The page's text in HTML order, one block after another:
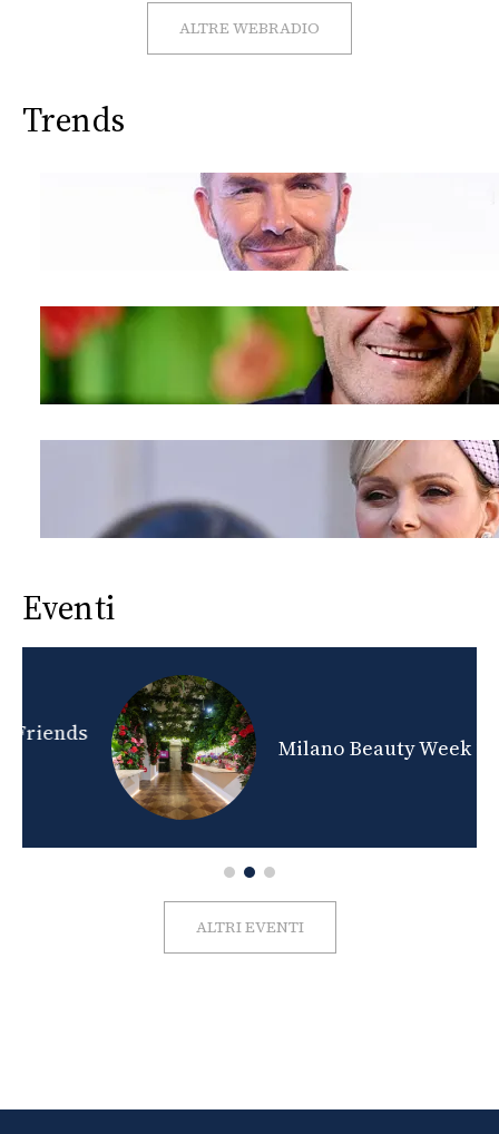
CONSIGLIA
ALTRE WEBRADIO
Trends
Eventi
Milano Beauty Week 2026
ALTRI EVENTI